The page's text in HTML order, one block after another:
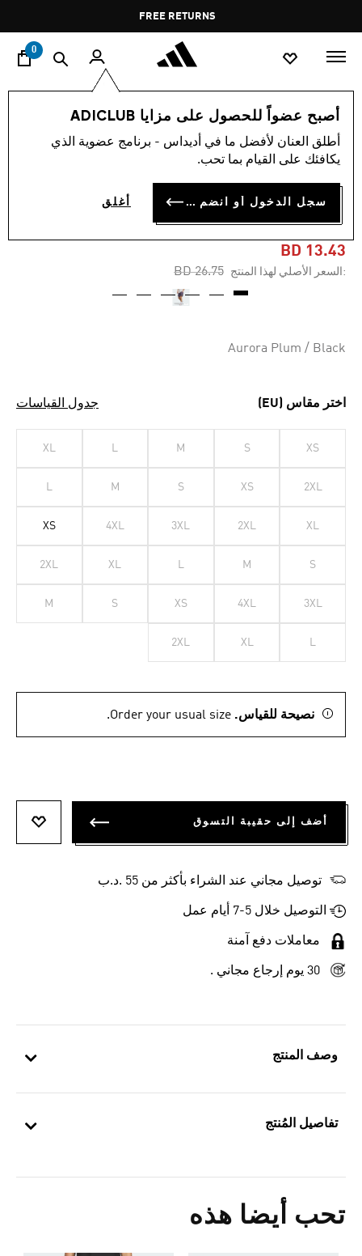
Pause
promotion
rotation
FREE RETURNS
0
أصبح عضواً للحصول على مزايا ADICLUB
أطلق العنان لأفضل ما في أديداس - برنامج عضوية الذي
يكافئك على القيام بما تحب.
سجل الدخول أو انضم الآن أغلق
وصف المنتج
تفاصيل المُنتج
تحب أيضا هذه
الرجال ملابس
-45%
شورت ADIDAS CRAZY LITE
AOP
BD 13.43
:السعر الأصلي لهذا المنتج Price reduced from
BD 26.75
to
Aurora Plum / Black
اختر مقاس (EU) جدول القياسات
XS
S
M
L
XL
2XL
XS
S
M
L
XL
2XL
3XL
4XL
XS
S
M
L
XL
2XL
3XL
4XL
XS
S
M
L
XL
2XL
نصيحة للقياس. Order your usual size.
أضف إلى حقيبة التسوق
توصيل مجاني عند الشراء بأكثر من 55 .د.ب‎
التوصيل خلال 5-7 أيام عمل
معاملات دفع آمنة